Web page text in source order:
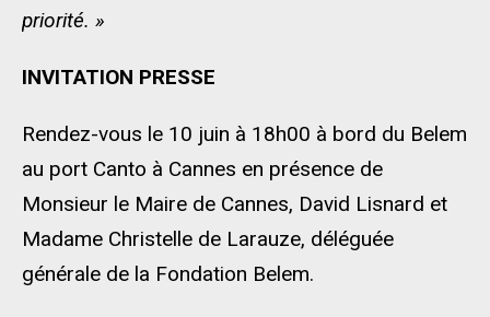
priorité. »
INVITATION PRESSE
Rendez-vous le 10 juin à 18h00 à bord du Belem
au port Canto à Cannes en présence de
Monsieur le Maire de Cannes, David Lisnard et
Madame Christelle de Larauze, déléguée
générale de la Fondation Belem.